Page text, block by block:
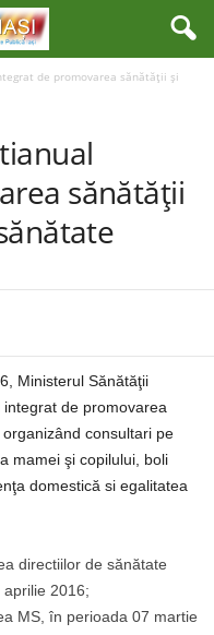
de promovarea sănătăţii şi
sănătăţii
Ministerul Sănătăţii
de promovarea
consultari pe
mamei şi copilului, boli
domestică si egalitatea
directiilor de sănătate
2016;
MS, în perioada 07 martie